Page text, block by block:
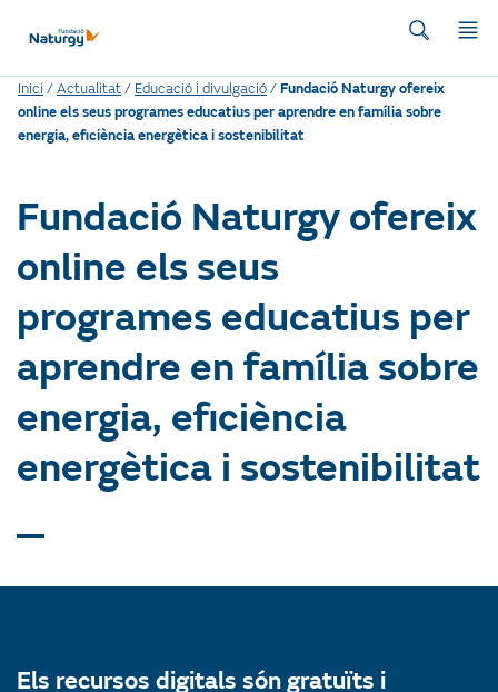
Inici /Actualitat/ Educació i divulgació/Fundació Naturgy ofereix
online els seus programes educatius per aprendre en família sobre
energia, eficiència energètica i sostenibilitat
Fundació Naturgy ofereix
online els seus
programes educatius per
aprendre en família sobre
energia, eficiència
energètica i sostenibilitat
Els recursos digitals són gratuïts i